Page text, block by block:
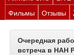
Фильмы
Отзывы
Очередная
встреча в НАН